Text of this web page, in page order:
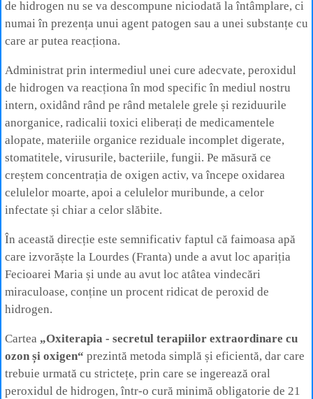
de hidrogen nu se va descompune niciodată la întâmplare, ci
numai în prezența unui agent patogen sau a unei substanțe cu
care ar putea reacționa.
Administrat prin intermediul unei cure adecvate, peroxidul
de hidrogen va reacționa în mod specific în mediul nostru
intern, oxidând rând pe rând metalele grele și reziduurile
anorganice, radicalii toxici eliberați de medicamentele
alopate, materiile organice reziduale incomplet digerate,
stomatitele, virusurile, bacteriile, fungii. Pe măsură ce
creștem concentrația de oxigen activ, va începe oxidarea
celulelor moarte, apoi a celulelor muribunde, a celor
infectate și chiar a celor slăbite.
În această direcție este semnificativ faptul că faimoasa apă
care izvorăște la Lourdes (Franta) unde a avut loc apariția
Fecioarei Maria și unde au avut loc atâtea vindecări
miraculoase, conține un procent ridicat de peroxid de
hidrogen.
Cartea „Oxiterapia - secretul terapiilor extraordinare cu
ozon și oxigen“ prezintă metoda simplă și eficientă, dar care
trebuie urmată cu strictețe, prin care se ingerează oral
peroxidul de hidrogen, într-o cură minimă obligatorie de 21